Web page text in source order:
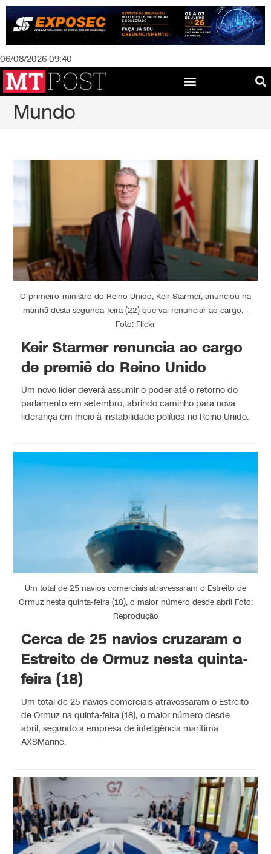
06/08/2026 09:40
Mundo
O primeiro-ministro do Reino Unido, Keir Starmer, anunciou na
manhã desta segunda-feira (22) que vai renunciar ao cargo. -
Foto: Flickr
Keir Starmer renuncia ao cargo
de premiê do Reino Unido
Um novo líder deverá assumir o poder até o retorno do
parlamento em setembro, abrindo caminho para nova
liderança em meio à instabilidade política no Reino Unido.
Um total de 25 navios comerciais atravessaram o Estreito de
Ormuz nesta quinta-feira (18), o maior número desde abril Foto:
Reprodução
Cerca de 25 navios cruzaram o
Estreito de Ormuz nesta quinta-
feira (18)
Um total de 25 navios comerciais atravessaram o Estreito
de Ormuz na quinta-feira (18), o maior número desde
abril, segundo a empresa de inteligência marítima
AXSMarine.